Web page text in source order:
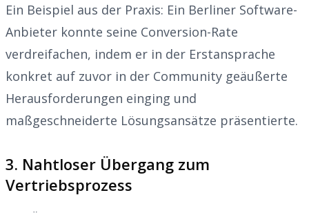
Ein Beispiel aus der Praxis: Ein Berliner Software-
Anbieter konnte seine Conversion-Rate
verdreifachen, indem er in der Erstansprache
konkret auf zuvor in der Community geäußerte
Herausforderungen einging und
maßgeschneiderte Lösungsansätze präsentierte.
3. Nahtloser Übergang zum
Vertriebsprozess